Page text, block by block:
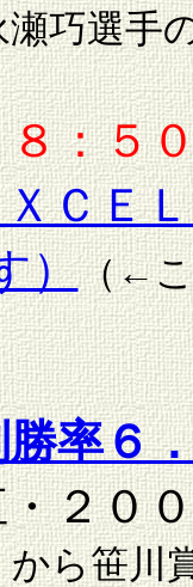
巧選手
：５
ＣＥ
）（←こ
率６
２０
から笹川